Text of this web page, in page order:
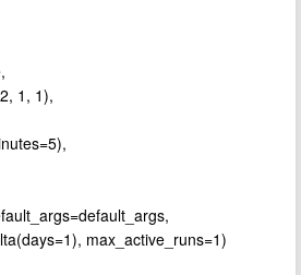
1, 1),
max_active_runs=1)